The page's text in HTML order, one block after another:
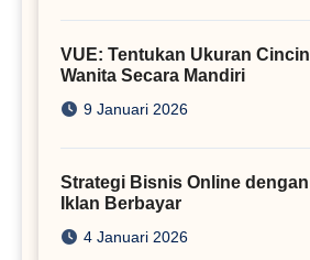
VUE: Tentukan Ukuran Cincin
Wanita Secara Mandiri
9 Januari 2026
Strategi Bisnis Online dengan
Iklan Berbayar
4 Januari 2026